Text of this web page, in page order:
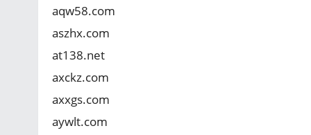
aqw58.com
aszhx.com
at138.net
axckz.com
axxgs.com
aywlt.com